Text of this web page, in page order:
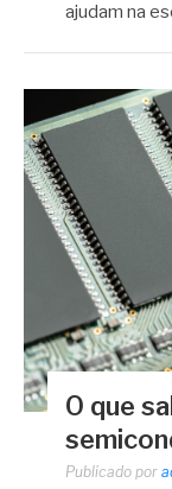
ajudam na
O que
Publicado por